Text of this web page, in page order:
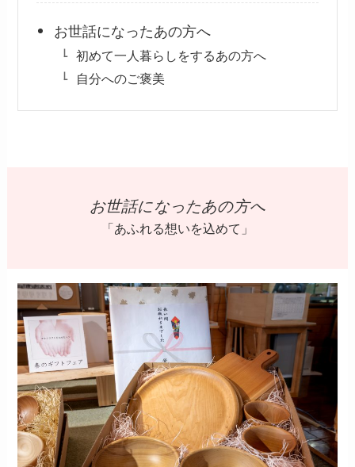
お世話になったあの方へ
初めて一人暮らしをするあの方へ
自分へのご褒美
お世話になったあの方へ
「あふれる想いを込めて」